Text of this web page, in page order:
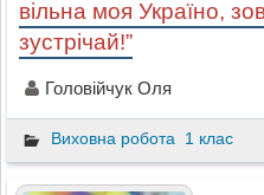
вільна моя Україно,
зустрічай!”
Головійчук Оля
Виховна робота 1 клас